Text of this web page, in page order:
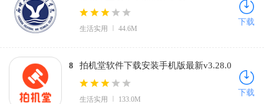
vLCZY_3.2.0 官方正版
生活实用 44.6M
下载
8
拍机堂软件下载安装手机版最新v3.28.0
官方版
生活实用 133.0M
下载